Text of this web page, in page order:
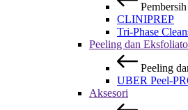
CLINIPREP
Tri-Phase
Peeling dan
Peeling
UBER Peel-
Aksesori